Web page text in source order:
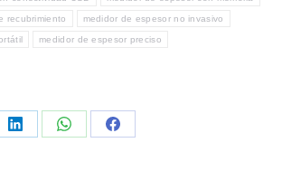
recubrimiento medidor de espesor no invasivo
medidor de espesor preciso
Share
Share
Share